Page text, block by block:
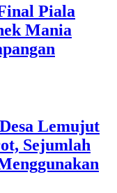
Piala
Mania
Lemujut
Sejumlah